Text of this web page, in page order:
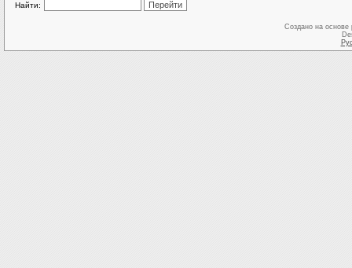
Найти:
Создано на основе